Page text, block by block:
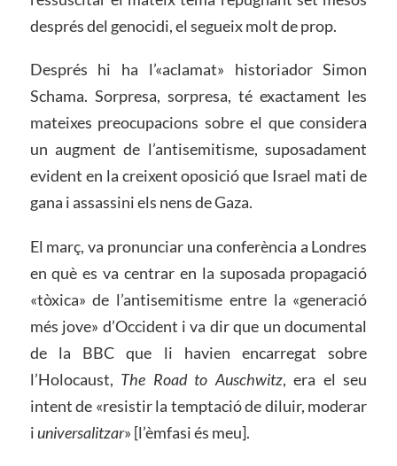
després del genocidi, el segueix molt de prop.
Després hi ha l’«aclamat» historiador Simon
Schama. Sorpresa, sorpresa, té exactament les
mateixes preocupacions sobre el que considera
un augment de l’antisemitisme, suposadament
evident en la creixent oposició que Israel mati de
gana i assassini els nens de Gaza.
El març, va pronunciar una conferència a Londres
en què es va centrar en la suposada propagació
«tòxica» de l’antisemitisme entre la «generació
més jove» d’Occident i va dir que un documental
de la BBC que li havien encarregat sobre
l’Holocaust, The Road to Auschwitz, era el seu
intent de «resistir la temptació de diluir, moderar
iuniversalitzar» [l’èmfasi és meu].